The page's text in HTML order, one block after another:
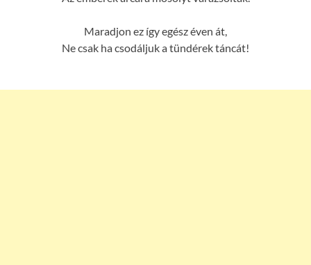
Maradjon ez így egész éven át,
Ne csak ha csodáljuk a tündérek táncát!